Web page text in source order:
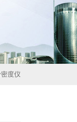
度仪